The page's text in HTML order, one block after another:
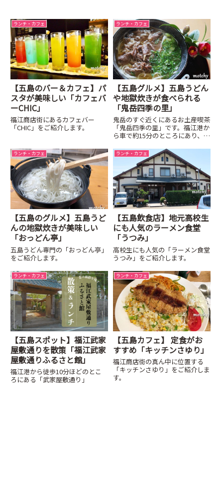
ランチ・カフェ
【五島のバー＆カフェ】パ
スタが美味しい「カフェバ
ーCHIC」
福江商店街にあるカフェバー
「CHIC」をご紹介します。
ランチ・カフェ
【五島グルメ】五島うどん
や地獄炊きが食べられる
「鬼岳四季の里」
鬼岳のすぐ近くにあるお土産喫茶
「鬼岳四季の里」です。福江港か
ら車で約15分のところにあり、鬼
茶です。
ランチ・カフェ
【五島のグルメ】五島うど
んの地獄炊きが美味しい
「おっどん亭」
五島うどん専門の「おっどん亭」
をご紹介します。
ランチ・カフェ
【五島飲食店】地元高校生
にも人気のラーメン食堂
「うつみ」
高校生にも人気の「ラーメン食堂
うつみ」をご紹介します。
ランチ・カフェ
【五島スポット】福江武家
屋敷通りを散策「福江武家
屋敷通りふるさと館」
福江港から徒歩10分ほどのとこ
ろにある「武家屋敷通り」
ランチ・カフェ
【五島カフェ】 定食がお
すすめ「キッチンさゆり」
福江商店街の真ん中に位置する
「キッチンさゆり」をご紹介しま
す。